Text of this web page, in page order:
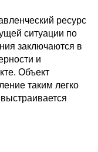
ресурс
ситуации по
заключаются в
и
Объект
таким легко